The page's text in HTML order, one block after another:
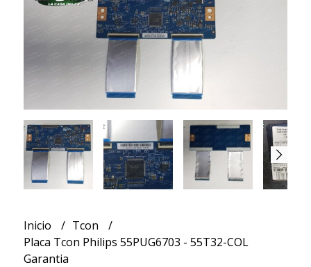
Inicio
Tcon
Placa Tcon Philips 55PUG6703 - 55T32-COL
Garantia